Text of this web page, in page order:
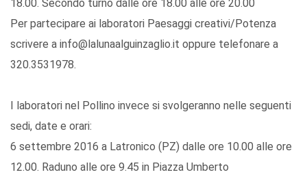
18.00. Secondo turno dalle ore 18.00 alle ore 20.00
Per partecipare ai laboratori Paesaggi creativi/Potenza
scrivere a info@lalunaalguinzaglio.it oppure telefonare a
320.3531978.
I laboratori nel Pollino invece si svolgeranno nelle seguenti
sedi, date e orari:
6 settembre 2016 a Latronico (PZ) dalle ore 10.00 alle ore
12.00. Raduno alle ore 9.45 in Piazza Umberto